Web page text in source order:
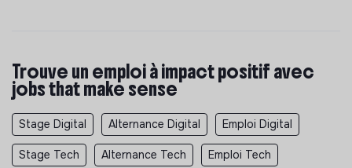
Trouve un emploi à impact positif avec
jobs that make sense
Stage Digital Alternance Digital Emploi Digital
Stage Tech Alternance Tech Emploi Tech